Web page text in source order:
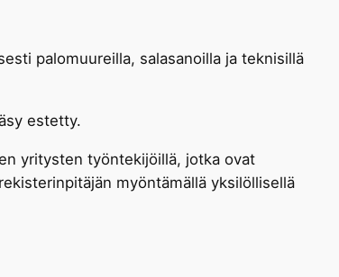
palomuureilla, salasanoilla ja teknisillä
estetty.
yritysten työntekijöillä, jotka ovat
myöntämällä yksilöllisellä